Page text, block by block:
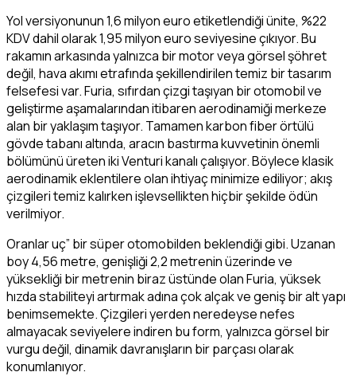
Yol versiyonunun 1,6 milyon euro etiketlendiği ünite, %22
KDV dahil olarak 1,95 milyon euro seviyesine çıkıyor. Bu
rakamın arkasında yalnızca bir motor veya görsel şöhret
değil, hava akımı etrafında şekillendirilen temiz bir tasarım
felsefesi var. Furia, sıfırdan çizgi taşıyan bir otomobil ve
geliştirme aşamalarından itibaren aerodinamiği merkeze
alan bir yaklaşım taşıyor. Tamamen karbon fiber örtülü
gövde tabanı altında, aracın bastırma kuvvetinin önemli
bölümünü üreten iki Venturi kanalı çalışıyor. Böylece klasik
aerodinamik eklentilere olan ihtiyaç minimize ediliyor; akış
çizgileri temiz kalırken işlevsellikten hiçbir şekilde ödün
verilmiyor.
Oranlar uç” bir süper otomobilden beklendiği gibi. Uzanan
boy 4,56 metre, genişliği 2,2 metrenin üzerinde ve
yüksekliği bir metrenin biraz üstünde olan Furia, yüksek
hızda stabiliteyi artırmak adına çok alçak ve geniş bir alt yapı
benimsemekte. Çizgileri yerden neredeyse nefes
almayacak seviyelere indiren bu form, yalnızca görsel bir
vurgu değil, dinamik davranışların bir parçası olarak
konumlanıyor.